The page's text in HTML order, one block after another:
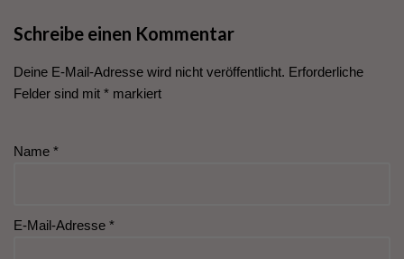
Schreibe einen Kommentar
Deine E-Mail-Adresse wird nicht veröffentlicht. Erforderliche
Felder sind mit * markiert
Name *
E-Mail-Adresse *